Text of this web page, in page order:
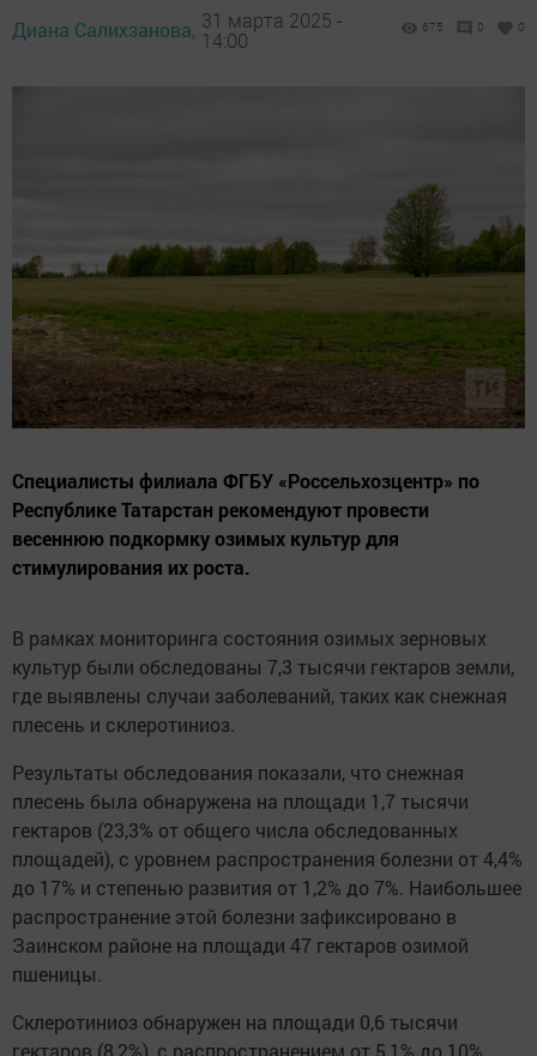
Диана Салихзанова, 31 марта 2025 -
14:00
675 0 0
Специалисты филиала ФГБУ «Россельхозцентр» по
Республике Татарстан рекомендуют провести
весеннюю подкормку озимых культур для
стимулирования их роста.
В рамках мониторинга состояния озимых зерновых
культур были обследованы 7,3 тысячи гектаров земли,
где выявлены случаи заболеваний, таких как снежная
плесень и склеротиниоз.
Результаты обследования показали, что снежная
плесень была обнаружена на площади 1,7 тысячи
гектаров (23,3% от общего числа обследованных
площадей), с уровнем распространения болезни от 4,4%
до 17% и степенью развития от 1,2% до 7%. Наибольшее
распространение этой болезни зафиксировано в
Заинском районе на площади 47 гектаров озимой
пшеницы.
Склеротиниоз обнаружен на площади 0,6 тысячи